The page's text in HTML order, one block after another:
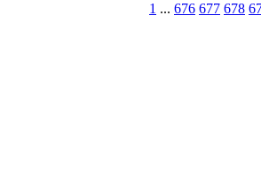
1 ... 676 677 678